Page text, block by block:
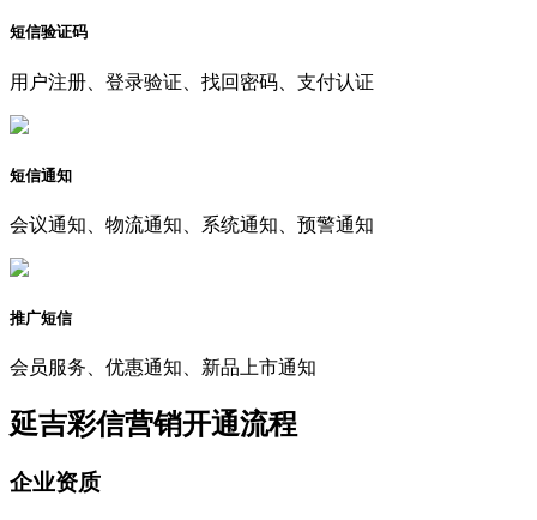
短信验证码
用户注册、登录验证、找回密码、支付认证
短信通知
会议通知、物流通知、系统通知、预警通知
推广短信
会员服务、优惠通知、新品上市通知
延吉彩信营销开通流程
企业资质